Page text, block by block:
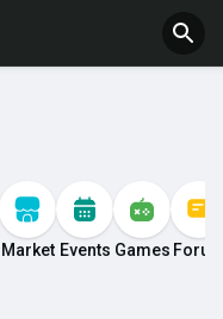
Market Events Games